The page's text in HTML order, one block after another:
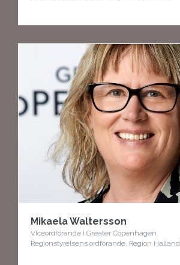
Mikaela Waltersson
Viceordförande i Greater Copenhagen
Regionstyrelsens ordförande, Region Halland